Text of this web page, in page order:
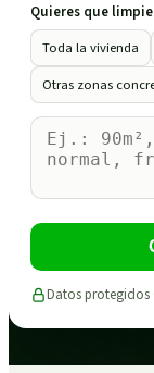
Quieres que
Toda la vivienda
Otras zonas
Datos protegidos